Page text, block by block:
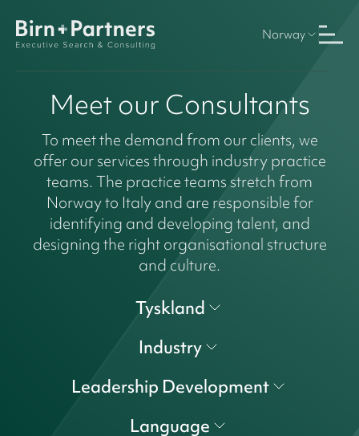
Norway
Meet our Consultants
To meet the demand from our clients, we
offer our services through industry practice
teams. The practice teams stretch from
Norway to Italy and are responsible for
identifying and developing talent, and
designing the right organisational structure
and culture.
Tyskland
Industry
Leadership Development
Language